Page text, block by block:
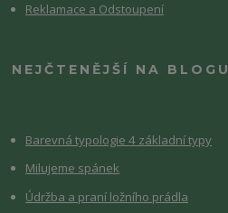
Reklamace a Odstoupení
NEJČTENĚJŠÍ NA BLOGU
Barevná typologie 4 základní typy
Milujeme spánek
Údržba a praní ložního prádla